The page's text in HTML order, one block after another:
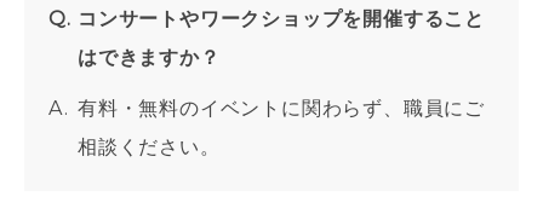
コンサートやワークショップを開催すること
はできますか？
有料・無料のイベントに関わらず、職員にご
相談ください。